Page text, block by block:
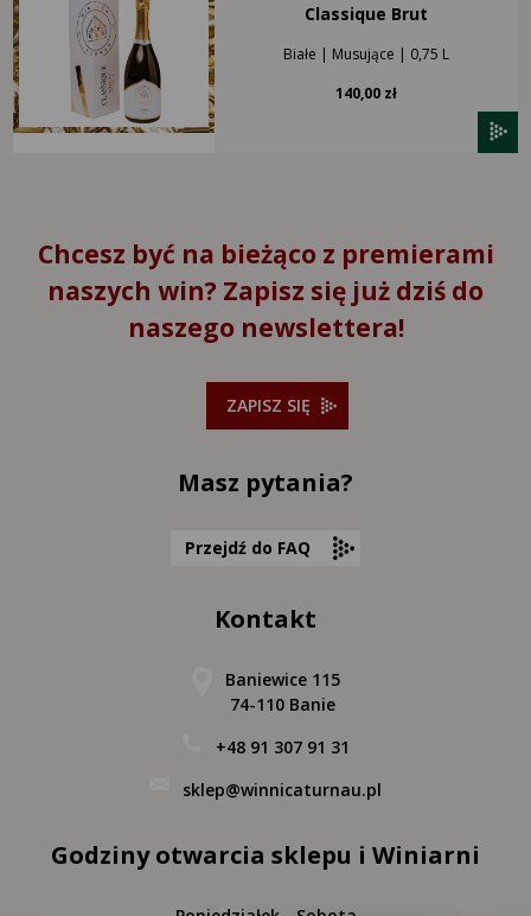
Classique Brut
Białe | Musujące | 0,75 L
140,00 zł
Chcesz być na bieżąco z premierami
naszych win? Zapisz się już dziś do
naszego newslettera!
ZAPISZ SIĘ
Masz pytania?
Przejdź do FAQ
Kontakt
Baniewice 115
74-110 Banie
+48 91 307 91 31
sklep@winnicaturnau.pl
Godziny otwarcia sklepu i Winiarni